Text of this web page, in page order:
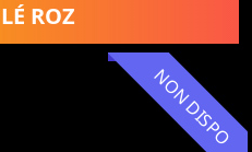
ROZ
NON DISPO